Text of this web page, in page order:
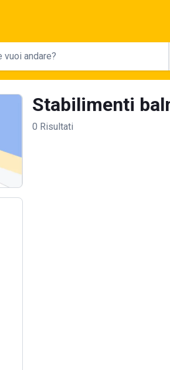
Stabilimenti
0 Risultati